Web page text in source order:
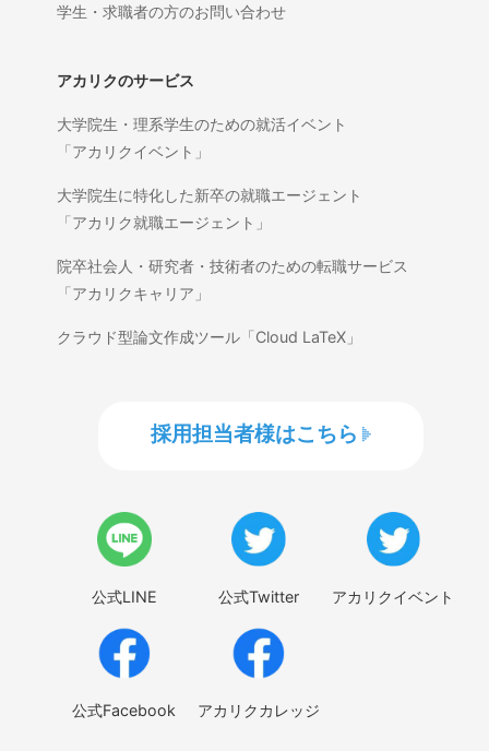
学生・求職者の方のお問い合わせ
アカリクのサービス
大学院生・理系学生のための就活イベント
「アカリクイベント」
大学院生に特化した新卒の就職エージェント
「アカリク就職エージェント」
院卒社会人・研究者・技術者のための転職サービス
「アカリクキャリア」
クラウド型論文作成ツール「Cloud LaTeX」
採用担当者様はこちら
公式LINE 公式Twitter アカリクイベント
公式Facebook アカリクカレッジ